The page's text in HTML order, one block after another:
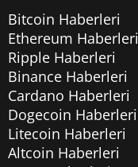
Bitcoin Haberleri
Ethereum Haberleri
Ripple Haberleri
Binance Haberleri
Cardano Haberleri
Dogecoin Haberleri
Litecoin Haberleri
Altcoin Haberleri